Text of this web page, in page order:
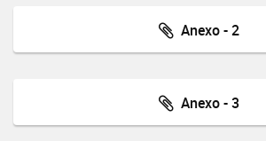
Anexo - 2
Anexo - 3